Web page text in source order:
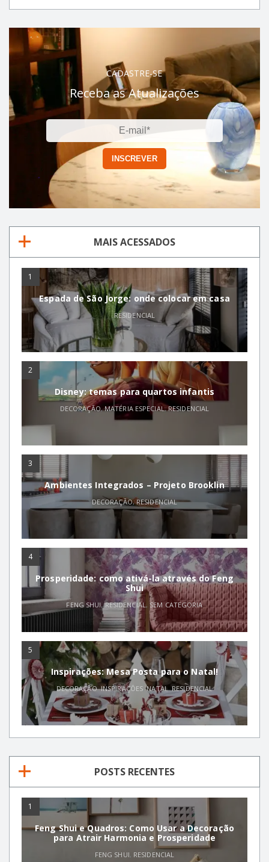
CADASTRE-SE
Receba as Atualizações
MAIS ACESSADOS
1
Espada de São Jorge: onde colocar em casa
RESIDENCIAL
2
Disney: temas para quartos infantis
DECORAÇÃO,MATÉRIA ESPECIAL,RESIDENCIAL
3
Ambientes Integrados – Projeto Brooklin
DECORAÇÃO,RESIDENCIAL
4
Prosperidade: como ativá-la através do Feng
Shui
FENG SHUI,RESIDENCIAL ,SEM CATEGORIA
5
Inspirações: Mesa Posta para o Natal!
DECORAÇÃO,INSPIRAÇÕES ,NATAL,RESIDENCIAL
POSTS RECENTES
1
Feng Shui e Quadros: Como Usar a Decoração
para Atrair Harmonia e Prosperidade
FENG SHUI, RESIDENCIAL